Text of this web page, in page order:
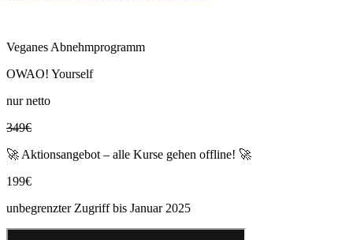
Veganes Abnehmprogramm
OWAO! Yourself
nur netto
349€
🚀 Aktionsangebot – alle Kurse gehen offline! 🚀
199€
unbegrenzter Zugriff bis Januar 2025